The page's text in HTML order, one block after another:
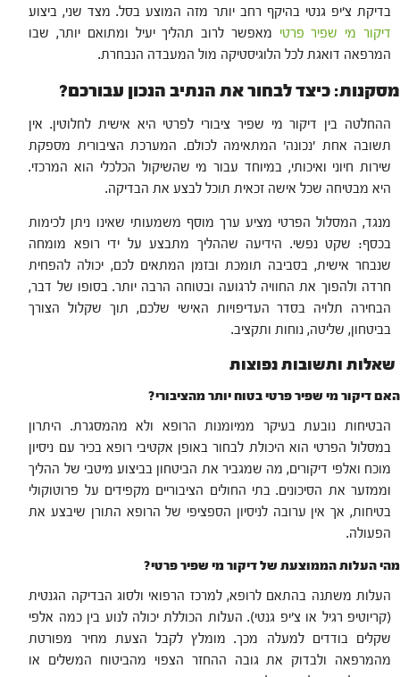
בדיקת צ'יפ גנטי בהיקף רחב יותר מזה המוצע בסל. מצד שני, ביצוע
דיקור מי שפיר פרטי מאפשר לרוב תהליך יעיל ומתואם יותר, שבו
המרפאה דואגת לכל הלוגיסטיקה מול המעבדה הנבחרת.
מסקנות: כיצד לבחור את הנתיב הנכון עבורכם?
ההחלטה בין דיקור מי שפיר ציבורי לפרטי היא אישית לחלוטין. אין
תשובה אחת 'נכונה' המתאימה לכולם. המערכת הציבורית מספקת
שירות חיוני ואיכותי, במיוחד עבור מי שהשיקול הכלכלי הוא המרכזי.
היא מבטיחה שכל אישה זכאית תוכל לבצע את הבדיקה.
מנגד, המסלול הפרטי מציע ערך מוסף משמעותי שאינו ניתן לכימות
בכסף: שקט נפשי. הידיעה שההליך מתבצע על ידי רופא מומחה
שנבחר אישית, בסביבה תומכת ובזמן המתאים לכם, יכולה להפחית
חרדה ולהפוך את החוויה לרגועה ובטוחה הרבה יותר. בסופו של דבר,
הבחירה תלויה בסדר העדיפויות האישי שלכם, תוך שקלול הצורך
בביטחון, שליטה, נוחות ותקציב.
שאלות ותשובות נפוצות
האם דיקור מי שפיר פרטי בטוח יותר מהציבורי?
הבטיחות נובעת בעיקר ממיומנות הרופא ולא מהמסגרת. היתרון
במסלול הפרטי הוא היכולת לבחור באופן אקטיבי רופא בכיר עם ניסיון
מוכח ואלפי דיקורים, מה שמגביר את הביטחון בביצוע מיטבי של ההליך
וממזער את הסיכונים. בתי החולים הציבוריים מקפידים על פרוטוקולי
בטיחות, אך אין ערובה לניסיון הספציפי של הרופא התורן שיבצע את
הפעולה.
מהי העלות הממוצעת של דיקור מי שפיר פרטי?
העלות משתנה בהתאם לרופא, למרכז הרפואי ולסוג הבדיקה הגנטית
(קריוטיפ רגיל או צ'יפ גנטי). העלות הכוללת יכולה לנוע בין כמה אלפי
שקלים בודדים למעלה מכך. מומלץ לקבל הצעת מחיר מפורטת
מהמרפאה ולבדוק את גובה ההחזר הצפוי מהביטוח המשלים או